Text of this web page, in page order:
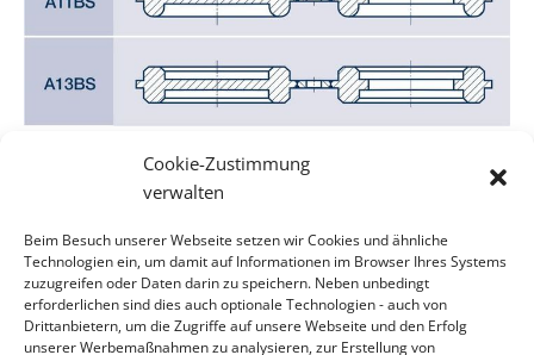
Cookie-Zustimmung
verwalten
Beim Besuch unserer Webseite setzen wir Cookies und ähnliche
Technologien ein, um damit auf Informationen im Browser Ihres Systems
zuzugreifen oder Daten darin zu speichern. Neben unbedingt
erforderlichen sind dies auch optionale Technologien - auch von
Drittanbietern, um die Zugriffe auf unsere Webseite und den Erfolg
unserer Werbemaßnahmen zu analysieren, zur Erstellung von
Downloads
Produktdokumentation Steckscheiben (pdf)